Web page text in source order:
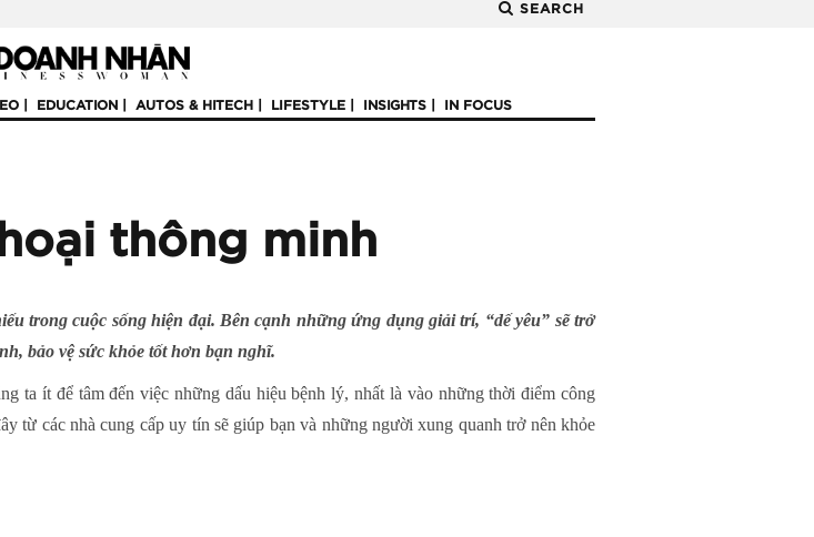
SEARCH
EDUCATION AUTOS & HITECH LIFESTYLE INSIGHTS IN FOCUS
thông minh
trong cuộc sống hiện đại. Bên cạnh những ứng dụng giải trí, “dế yêu” sẽ trở
bảo vệ sức khỏe tốt hơn bạn nghĩ.
ta ít để tâm đến việc những dấu hiệu bệnh lý, nhất là vào những thời điểm công
từ các nhà cung cấp uy tín sẽ giúp bạn và những người xung quanh trở nên khỏe